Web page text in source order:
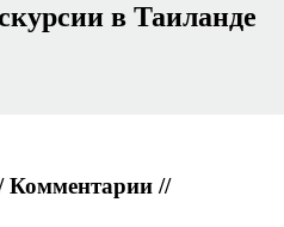
в Таиланде
//